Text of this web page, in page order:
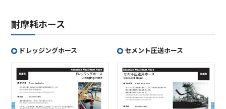
耐摩耗ホース
ドレッジングホース セメント圧送ホース